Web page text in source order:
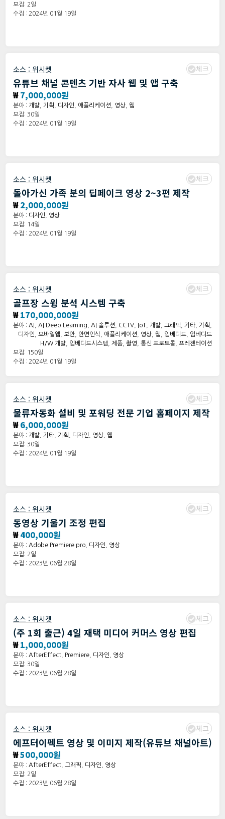
모집: 2일
수집 : 2024년 01월 19일
소스 : 위시켓 체크
유튜브 채널 콘텐츠 기반 자사 웹 및 앱 구축
₩7,000,000원
분야 : 개발 기획 디자인 애플리케이션 영상 웹
모집: 30일
수집 : 2024년 01월 19일
소스 : 위시켓 체크
돌아가신 가족 분의 딥페이크 영상 2~3편 제작
₩2,000,000원
분야 : 디자인
영상
모집: 14일
수집 : 2024년 01월 19일
소스 : 위시켓 체크
골프장 스윙 분석 시스템 구축
₩170,000,000원
분야 : AI AI Deep Learning AI 솔루션 CCTV IoT 개발 그래픽 기타 기획
디자인
모바일웹 보안 안면인식 애플리케이션 영상 웹 임베디드
임베디드
H/W 개발
임베디드시스템 제품 촬영 통신 프로토콜 프레젠테이션
모집: 150일
수집 : 2024년 01월 19일
소스 : 위시켓 체크
물류자동화 설비 및 포워딩 전문 기업 홈페이지 제작
₩6,000,000원
분야 : 개발 기타 기획 디자인 영상 웹
모집: 30일
수집 : 2024년 01월 19일
소스 : 위시켓 체크
동영상 기울기 조정 편집
₩400,000원
분야 : Adobe Premiere pro 디자인
영상
모집: 2일
수집 : 2023년 06월 28일
소스 : 위시켓 체크
(주 1회 출근) 4일 재택 미디어 커머스 영상 편집
₩1,000,000원
분야 : AfterEffect Premiere 디자인
영상
모집: 30일
수집 : 2023년 06월 28일
소스 : 위시켓 체크
에프터이펙트 영상 및 이미지 제작(유튜브 채널아트)
₩500,000원
분야 : AfterEffect 그래픽 디자인
영상
모집: 2일
수집 : 2023년 06월 28일